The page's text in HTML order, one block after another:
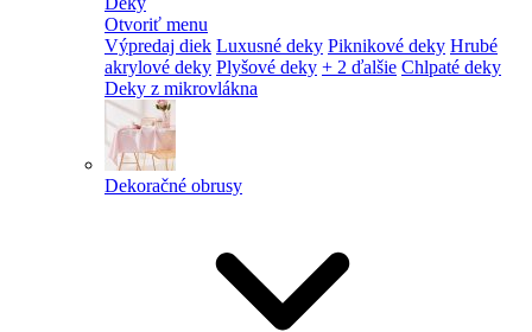
Otvoriť menu
Výpredaj diek Luxusné deky Piknikové deky Hrubé
akrylové deky Plyšové deky + 2 ďalšie Chlpaté deky
Deky z mikrovlákna
Dekoračné obrusy